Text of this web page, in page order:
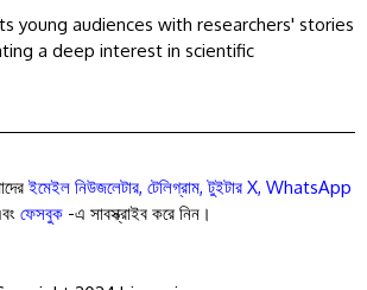
young audiences with researchers' stories
a deep interest in scientific
ইমেইল নিউজলেটার, টেলিগ্রাম,টুইটার X, WhatsApp
ফেসবুক-এ সাবস্ক্রাইব করে নিন।